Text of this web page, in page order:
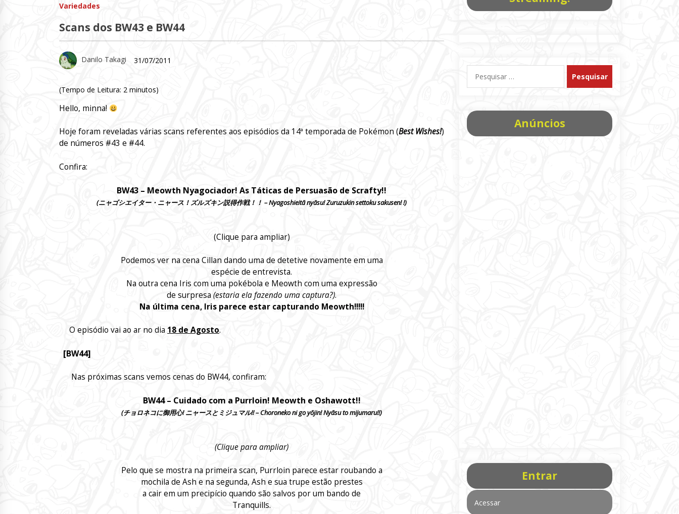
Variedades
Scans dos BW43 e BW44
Danilo Takagi 31/07/2011
(Tempo de Leitura: 2 minutos)
Hello, minna!
Hoje foram reveladas várias scans referentes aos episódios da 14ª temporada de Pokémon (Best Wishes!)
de números #43 e #44.
Confira:
BW43 – Meowth Nyagociador! As Táticas de Persuasão de Scrafty!!
(ニャゴシエイター・ニャース！ズルズキン説得作戦！！ – Nyagoshieitā nyāsu! Zuruzukin settoku sakusen! !)
(Clique para ampliar)
Podemos ver na cena Cillan dando uma de detetive novamente em uma
espécie de entrevista.
Na outra cena Iris com uma pokébola e Meowth com uma expressão
de surpresa (estaria ela fazendo uma captura?).
Na última cena, Iris parece estar capturando Meowth!!!!!
O episódio vai ao ar no dia 18 de Agosto.
[BW44]
Nas próximas scans vemos cenas do BW44, confiram:
BW44 – Cuidado com a Purrloin! Meowth e Oshawott!!
(チョロネコに御用心! ニャースとミジュマル!! – Choroneko ni go yōjin! Nyāsu to mijumaru!!)
(Clique para ampliar)
Pelo que se mostra na primeira scan, Purrloin parece estar roubando a
mochila de Ash e na segunda, Ash e sua trupe estão prestes
a cair em um precipício quando são salvos por um bando de
Tranquills.
por:
Anúncios
Entrar
Acessar